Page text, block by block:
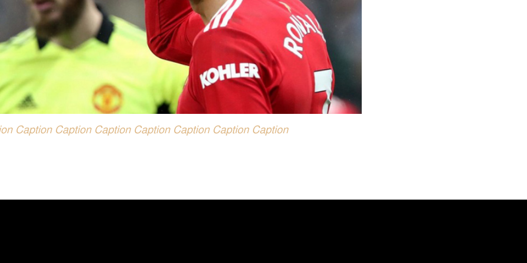
Caption Caption Caption Caption Caption Caption Caption